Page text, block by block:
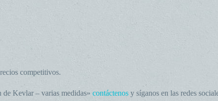
competitivos.
de Kevlar – varias medidas» contáctenos y síganos en las redes